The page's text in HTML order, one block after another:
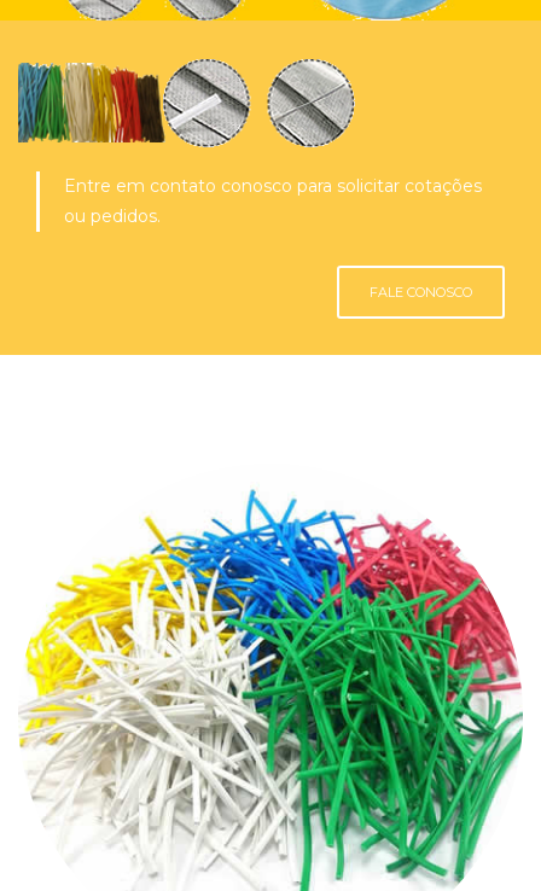
Entre em contato conosco para solicitar cotações
ou pedidos.
FALE CONOSCO